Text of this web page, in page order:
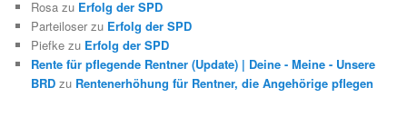
Rosa zu Erfolg der SPD
Parteiloser zu Erfolg der SPD
Piefke zu Erfolg der SPD
Rente für pflegende Rentner (Update) | Deine - Meine - Unsere
BRD zu Rentenerhöhung für Rentner, die Angehörige pflegen